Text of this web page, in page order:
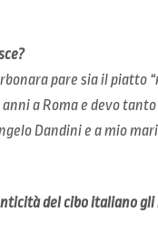
pare sia il
a Roma e devo
Dandini e a mio
del cibo italiano